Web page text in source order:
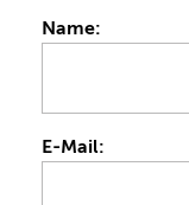
Name:
E-Mail: